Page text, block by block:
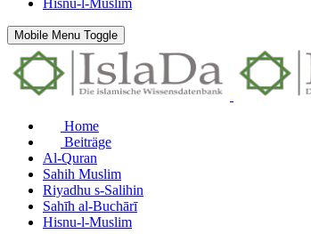
Hisnu-l-Muslim
Mobile Menu Toggle
Home
Beiträge
Al-Quran
Sahih Muslim
Riyadhu s-Salihin
Sahīh al-Buchārī
Hisnu-l-Muslim